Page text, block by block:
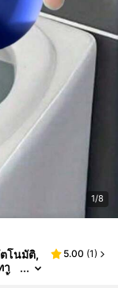
1/8
โนมัติ,
า
ำ
5.00 (1)